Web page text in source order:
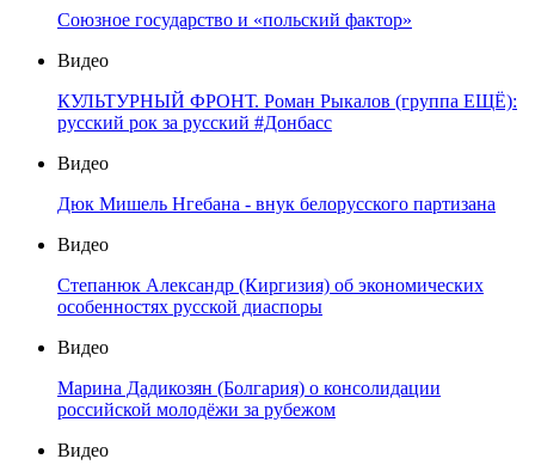
Союзное государство и «польский фактор»
Видео
КУЛЬТУРНЫЙ ФРОНТ. Роман Рыкалов (группа ЕЩЁ):
русский рок за русский #Донбасс
Видео
Дюк Мишель Нгебана - внук белорусского партизана
Видео
Степанюк Александр (Киргизия) об экономических
особенностях русской диаспоры
Видео
Марина Дадикозян (Болгария) о консолидации
российской молодёжи за рубежом
Видео